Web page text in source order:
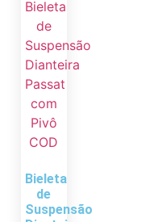
Bieleta
de
Suspensão